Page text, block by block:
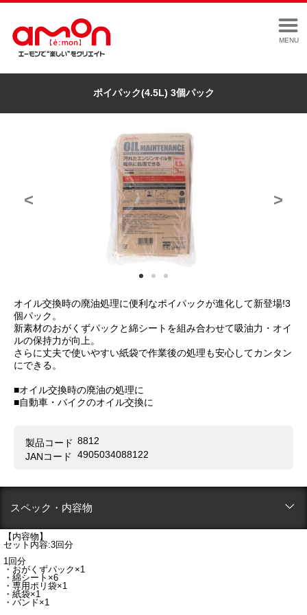
MENU
ポイパック(4.5L) 3個パック
< >
オイル交換時の廃油処理に便利なポイパックが進化して新登場!3
個パック。
新素材のおがくずパックと綿シートを組み合わせて吸油力・オイ
ルの保持力が向上。
さらに丈夫で使いやすい紙袋で作業後の処理も安心してカンタン
にできる。
■オイル交換時の廃油の処理に
■自動車・バイクのオイル交換に
製品コード 8812
JANコード
4905034088122
スペック・内容物
【内容物】
セット内容:3回分
1回分
・おがくずパック×1
・綿シート×6
・専用ポリ袋×1
・紙袋×1
・バンド×1